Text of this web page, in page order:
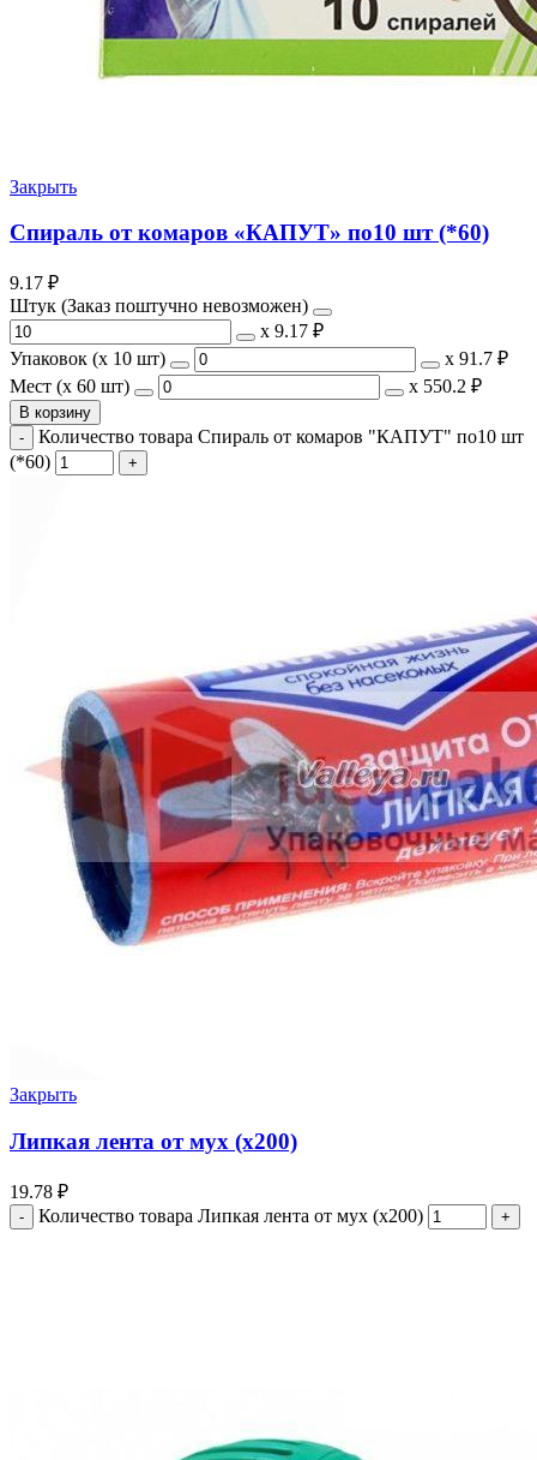
Закрыть
Спираль от комаров «КАПУТ» по10 шт (*60)
9.17 ₽
Штук (Заказ поштучно невозможен)
х 9.17 ₽
Упаковок (x 10 шт)
х 91.7 ₽
Мест (x 60 шт)
х 550.2 ₽
В корзину
Количество товара Спираль от комаров "КАПУТ" по10 шт
(*60)
Закрыть
Липкая лента от мух (х200)
19.78 ₽
Количество товара Липкая лента от мух (х200)